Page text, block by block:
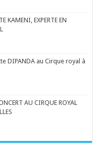
KAMENI, EXPERTE EN
DIPANDA au Cirque royal à
AU CIRQUE ROYAL